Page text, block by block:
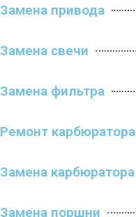
Замена привода
Замена свечи
Замена фильтра
Ремонт карбюратора
Замена карбюратора
Замена поршни